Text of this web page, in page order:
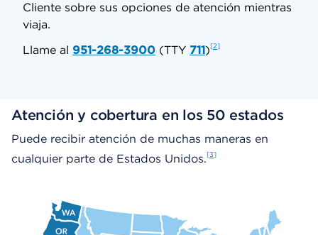
Cliente sobre sus opciones de atención mientras
viaja.
Llame al 951-268-3900 (TTY 711) 2
Atención y cobertura en los 50 estados
Puede recibir atención de muchas maneras en
cualquier parte de Estados Unidos. 3